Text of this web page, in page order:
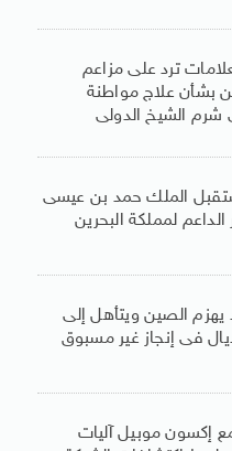
ترد على مزاعم
بشأن علاج مواطنة
شرم الشيخ الدولى
الملك حمد بن عيسى
لمملكة البحرين
يهزم الصين ويتأهل إلى
فى إنجاز غير مسبوق
إكسون موبيل آليات